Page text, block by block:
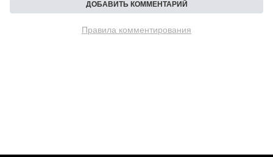
Правила комментирования